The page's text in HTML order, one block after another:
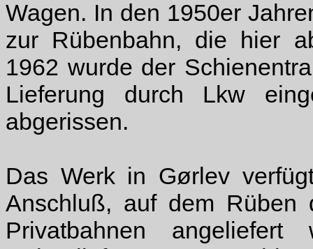
Wagen. In den 1950er
zur Rübenbahn, die hier
1962 wurde der
Lieferung durch Lkw
abgerissen.
Das Werk in Gørlev
Anschluß, auf dem Rüben
Privatbahnen